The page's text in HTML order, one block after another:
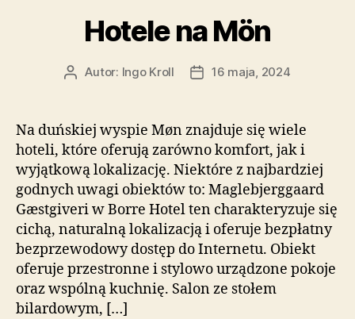
Hotele na Mön
AutorAutor: Ingo Kroll
Data16 maja, 2024
Na duńskiej wyspie Møn znajduje się wiele
hoteli, które oferują zarówno komfort, jak i
wyjątkową lokalizację. Niektóre z najbardziej
godnych uwagi obiektów to: Maglebjerggaard
Gæstgiveri w Borre Hotel ten charakteryzuje się
cichą, naturalną lokalizacją i oferuje bezpłatny
bezprzewodowy dostęp do Internetu. Obiekt
oferuje przestronne i stylowo urządzone pokoje
oraz wspólną kuchnię. Salon ze stołem
bilardowym, […]